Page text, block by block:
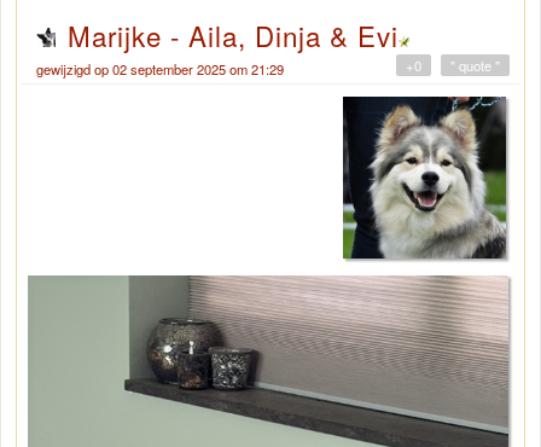
Marijke - Aila, Dinja & Evi
gewijzigd op 02 september 2025 om 21:29 " quote "
+0